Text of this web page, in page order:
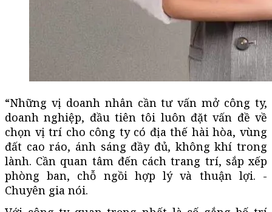
“Những vị doanh nhân cần tư vấn mở công ty,
doanh nghiệp, đầu tiên tôi luôn đặt vấn đề về
chọn vị trí cho công ty có địa thế hài hòa, vùng
đất cao ráo, ánh sáng đầy đủ, không khí trong
lành. Cần quan tâm đến cách trang trí, sắp xếp
phòng ban, chỗ ngồi hợp lý và thuận lợi. -
Chuyên gia nói.